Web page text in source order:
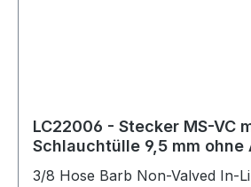
LC22006 - Stecker MS-VC
Schlauchtülle 9,5 mm ohne
3/8 Hose Barb Non-Valved In-